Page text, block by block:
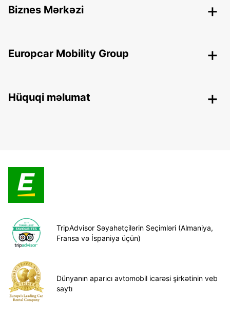
Biznes Mərkəzi
Europcar Mobility Group
Hüquqi məlumat
TripAdvisor Səyahətçilərin Seçimləri (Almaniya,
Fransa və İspaniya üçün)
Dünyanın aparıcı avtomobil icarəsi şirkətinin veb
saytı